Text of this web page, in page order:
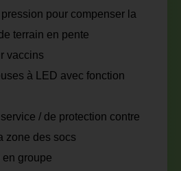
pour compenser la
terrain en pente
vaccins
à LED avec fonction
/ de protection contre
zone des socs
en groupe